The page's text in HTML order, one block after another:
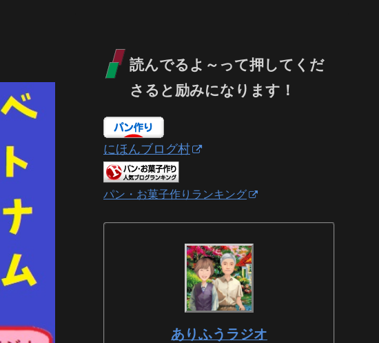
読んでるよ～って押してくだ
さると励みになります！
にほんブログ村
パン・お菓子作りランキング
ありふうラジオ